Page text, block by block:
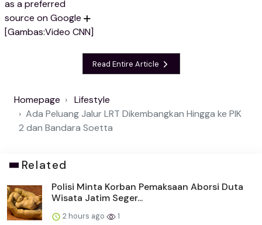
as a preferred
source on Google
[Gambas:Video CNN]
Read Entire Article
Homepage
Lifestyle
Ada Peluang Jalur LRT Dikembangkan Hingga ke PIK
2 dan Bandara Soetta
Related
Polisi Minta Korban Pemaksaan Aborsi Duta
Wisata Jatim Seger...
2 hours ago 1